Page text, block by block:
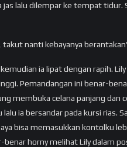
lalu dilempar ke tempat tidur.
takut nanti kebayanya
ia lipat dengan rapih.
Pemandangan ini benar-
membuka celana panjang dan
ia bersandar pada kursi rias.
bisa memasukkan kontolku
benar horny melihat Lily dalam